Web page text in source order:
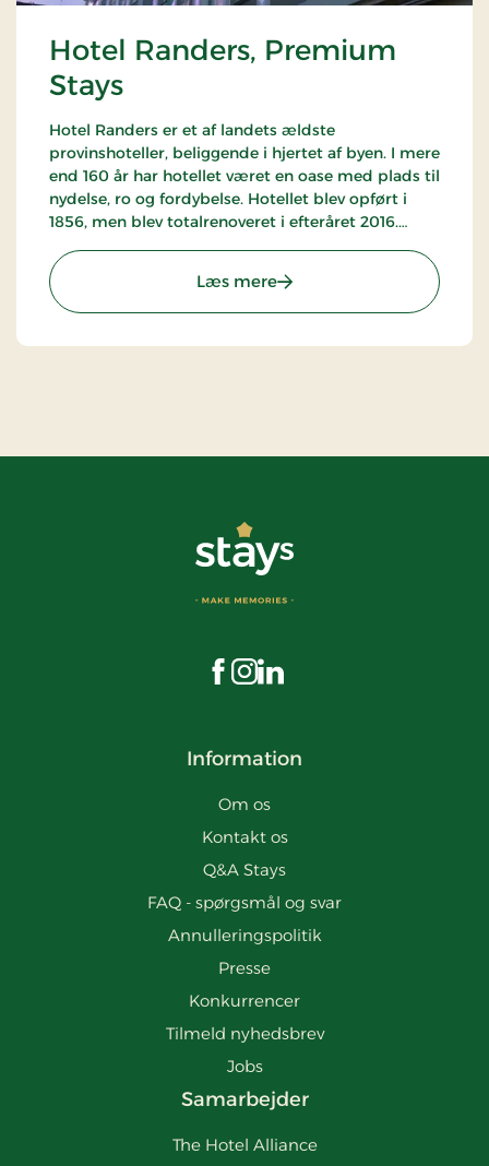
Hotel Randers, Premium
Stays
Hotel Randers er et af landets ældste
provinshoteller, beliggende i hjertet af byen. I mere
end 160 år har hotellet været en oase med plads til
nydelse, ro og fordybelse. Hotellet blev opført i
1856, men blev totalrenoveret i efteråret 2016.
smukke hotel.
Læs mere: Hotel Randers, Premium
Besøg os på Facebook
Besøg os på Instagram
Besøg os på LinkedIn
Information
Om os
Kontakt os
Q&A Stays
FAQ - spørgsmål og svar
Annulleringspolitik
Presse
Konkurrencer
Tilmeld nyhedsbrev
Jobs
Samarbejder
The Hotel Alliance